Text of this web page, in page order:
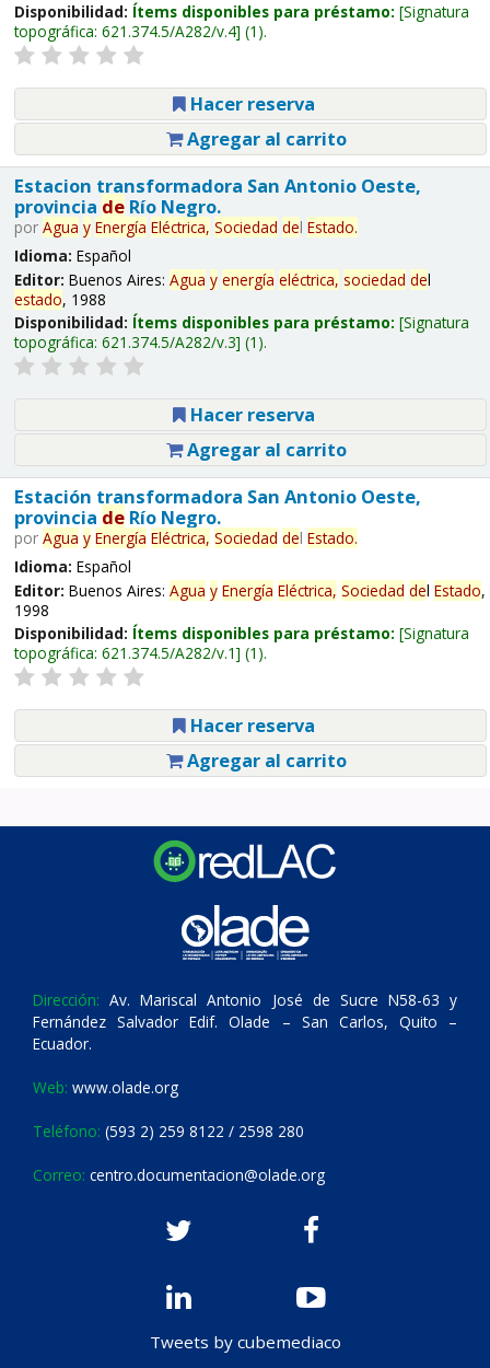
Disponibilidad: Ítems disponibles para préstamo: Signatura
topográfica: 621.374.5/A282/v.4 (1).
Hacer reserva
Agregar al carrito
Estacion transformadora San Antonio Oeste,
provincia deRío Negro.
por Agua y Energía Eléctrica, Sociedad del Estado.
Idioma: Español
Editor: Buenos Aires: Agua y energía eléctrica, sociedad del
estado, 1988
Disponibilidad: Ítems disponibles para préstamo: Signatura
topográfica: 621.374.5/A282/v.3 (1).
Hacer reserva
Agregar al carrito
Estación transformadora San Antonio Oeste,
provincia deRío Negro.
por Agua y Energía Eléctrica, Sociedad del Estado.
Idioma: Español
Editor: Buenos Aires: Agua y Energía Eléctrica, Sociedad del Estado,
1998
Disponibilidad: Ítems disponibles para préstamo: Signatura
topográfica: 621.374.5/A282/v.1 (1).
Hacer reserva
Agregar al carrito
Dirección: Av. Mariscal Antonio José de Sucre N58-63 y
Fernández Salvador Edif. Olade – San Carlos, Quito –
Ecuador.
Web: www.olade.org
Teléfono: (593 2) 259 8122 / 2598 280
Correo: centro.documentacion@olade.org
Tweets by cubemediaco